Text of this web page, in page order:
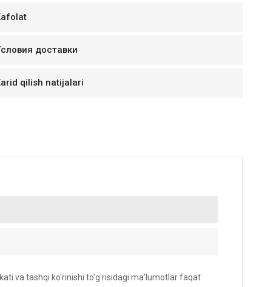
Покупал мясо
доставки
qilish natijalari
va tashqi ko'rinishi to'g'risidagi ma'lumotlar faqat